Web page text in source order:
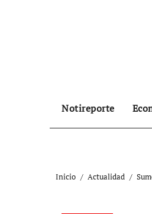
Notireporte
Inicio Actualidad